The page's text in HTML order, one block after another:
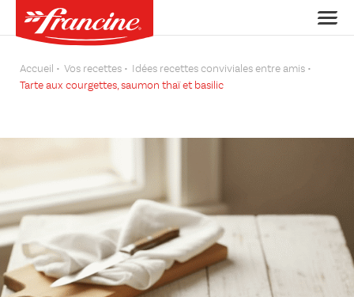
Accueil Vos recettes
Idées recettes conviviales entre amis
Tarte aux courgettes, saumon thaï et basilic